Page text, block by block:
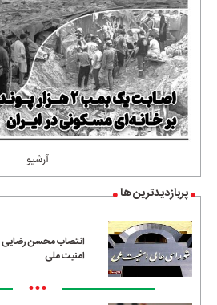
آرشیو
پربازدیدترین ها
انتصاب محسن رضایی
امنیت ملی
•••